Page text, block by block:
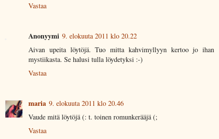
Vastaa
Anonyymi 9. elokuuta 2011 klo 20.22
Aivan upeita löytöjä. Tuo mitta kahvimyllyyn kertoo jo ihan
mystiikasta. Se halusi tulla löydetyksi :-)
Vastaa
maria 9. elokuuta 2011 klo 20.46
Vaude mitä löytöjä (: t. toinen romunkerääjä (;
Vastaa